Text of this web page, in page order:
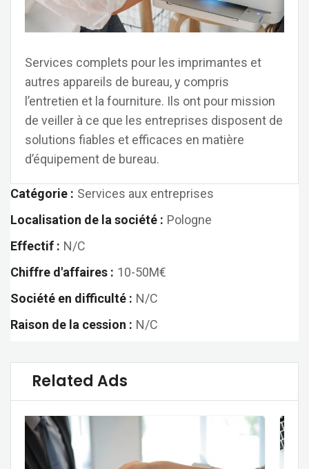
Services complets pour les imprimantes et
autres appareils de bureau, y compris
l’entretien et la fourniture. Ils ont pour mission
de veiller à ce que les entreprises disposent de
solutions fiables et efficaces en matière
d’équipement de bureau.
Catégorie : Services aux entreprises
Localisation de la société : Pologne
Effectif : N/C
Chiffre d'affaires : 10-50M€
Société en difficulté : N/C
Raison de la cession : N/C
Related Ads